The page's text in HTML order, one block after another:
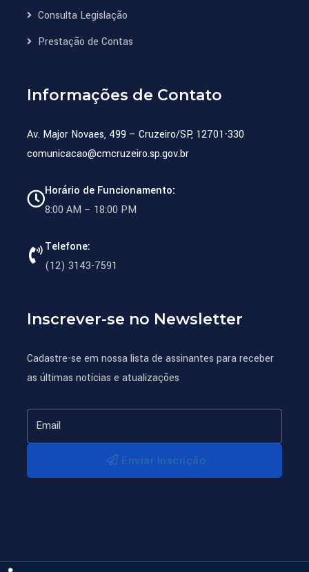
Consulta Legislação
Prestação de Contas
Informações de Contato
Av. Major Novaes, 499 – Cruzeiro/SP, 12701-330
comunicacao@cmcruzeiro.sp.gov.br
Horário de Funcionamento:
8:00 AM – 18:00 PM
Telefone:
(12) 3143-7591
Inscrever-se no Newsletter
Cadastre-se em nossa lista de assinantes para receber
as últimas notícias e atualizações
Enviar Inscrição